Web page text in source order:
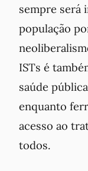
sempre será
população
ISTs é
saúde
enquanto
acesso ao
todos.